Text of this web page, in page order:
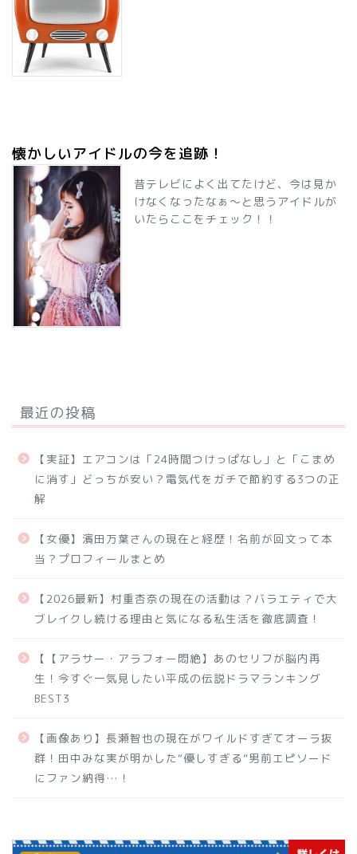
懐かしいアイドルの今を追跡！
昔テレビによく出てたけど、今は見か
けなくなったなぁ～と思うアイドルが
いたらここをチェック！！
最近の投稿
【実証】エアコンは「24時間つけっぱなし」と「こまめ
に消す」どっちが安い？電気代をガチで節約する3つの正
解
【女優】濱田万葉さんの現在と経歴！名前が回文って本
当？プロフィールまとめ
【2026最新】村重杏奈の現在の活動は？バラエティで大
ブレイクし続ける理由と気になる私生活を徹底調査！
【【アラサー・アラフォー悶絶】あのセリフが脳内再
生！今すぐ一気見したい平成の伝説ドラマランキング
BEST3
【画像あり】長瀬智也の現在がワイルドすぎてオーラ抜
群！田中みな実が明かした“優しすぎる”男前エピソード
にファン納得…！